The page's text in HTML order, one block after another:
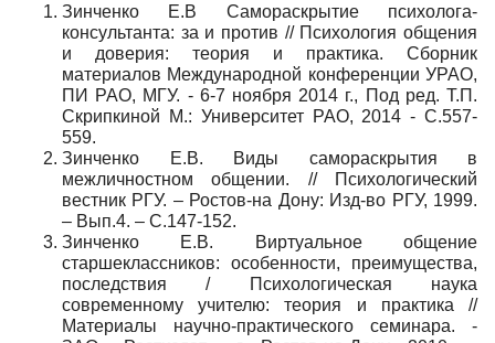
Зинченко Е.В Самораскрытие психолога-
консультанта: за и против // Психология общения
и доверия: теория и практика. Сборник
материалов Международной конференции УРАО,
ПИ РАО, МГУ. - 6-7 ноября 2014 г., Под ред. Т.П.
Скрипкиной М.: Университет РАО, 2014 - С.557-
559.
Зинченко Е.В. Виды самораскрытия в
межличностном общении. // Психологический
вестник РГУ. – Ростов-на Дону: Изд-во РГУ, 1999.
– Вып.4. – С.147-152.
Зинченко Е.В. Виртуальное общение
старшеклассников: особенности, преимущества,
последствия / Психологическая наука
современному учителю: теория и практика //
Материалы научно-практического семинара. -